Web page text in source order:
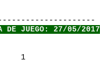
DE JUEGO: 27/05/2017
1